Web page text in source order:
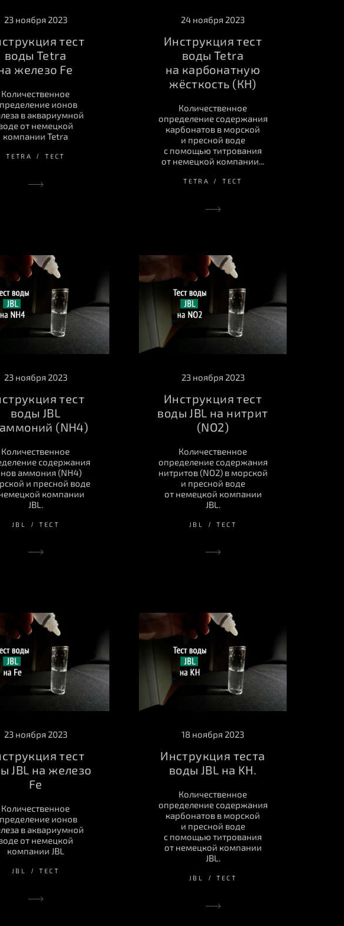
23 ноября 2023
тест
воды Tetra
железо Fe
Количественное
ионов
в аквариумной
от немецкой
компании Tetra
TETRA ТЕСТ
24 ноября 2023
Инструкция тест
воды Tetra
на карбонатную
жёсткость (КН)
Количественное
определение содержания
карбонатов в морской
и пресной воде
с помощью титрования
от немецкой компании...
TETRA ТЕСТ
23 ноября 2023
тест
воды JBL
(NH4)
Количественное
содержания
аммония (NH4)
и пресной воде
компании
JBL.
JBL ТЕСТ
23 ноября 2023
Инструкция тест
воды JBL на нитрит
(NO2)
Количественное
определение содержания
нитритов (NO2) в морской
и пресной воде
от немецкой компании
JBL.
JBL ТЕСТ
23 ноября 2023
тест
JBL на железо
Fe
Количественное
ионов
в аквариумной
от немецкой
компании JBL
JBL ТЕСТ
18 ноября 2023
Инструкция теста
воды JBL на KH.
Количественное
определение содержания
карбонатов в морской
и пресной воде
с помощью титрования
от немецкой компании
JBL.
JBL ТЕСТ